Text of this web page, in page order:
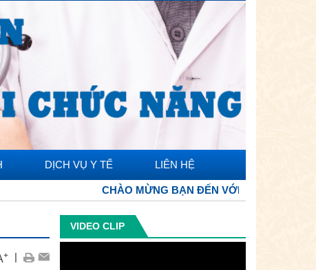
DỊCH VỤ Y TẾ LIÊN HỆ
CHÀO MỪNG BẠN ĐẾN VỚI TRANG THÔNG TIN
+ |
VIDEO CLIP